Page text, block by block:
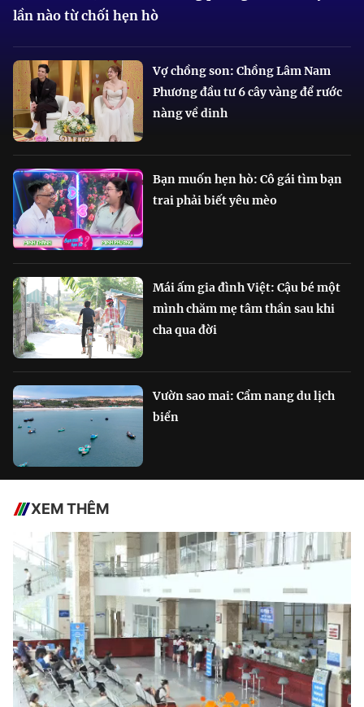
lần nào từ chối hẹn hò
Vợ chồng son: Chồng Lâm Nam
Phương đầu tư 6 cây vàng để rước
nàng về dinh
Bạn muốn hẹn hò: Cô gái tìm bạn
trai phải biết yêu mèo
Mái ấm gia đình Việt: Cậu bé một
mình chăm mẹ tâm thần sau khi
cha qua đời
Vườn sao mai: Cẩm nang du lịch
biển
XEM THÊM